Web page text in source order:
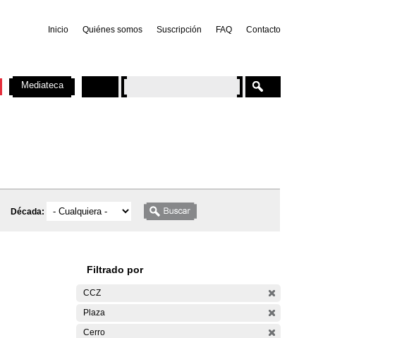
Inicio Quiénes somos Suscripción FAQ Contacto
Década:
Filtrado por
CCZ
Plaza
Cerro
Mediateca